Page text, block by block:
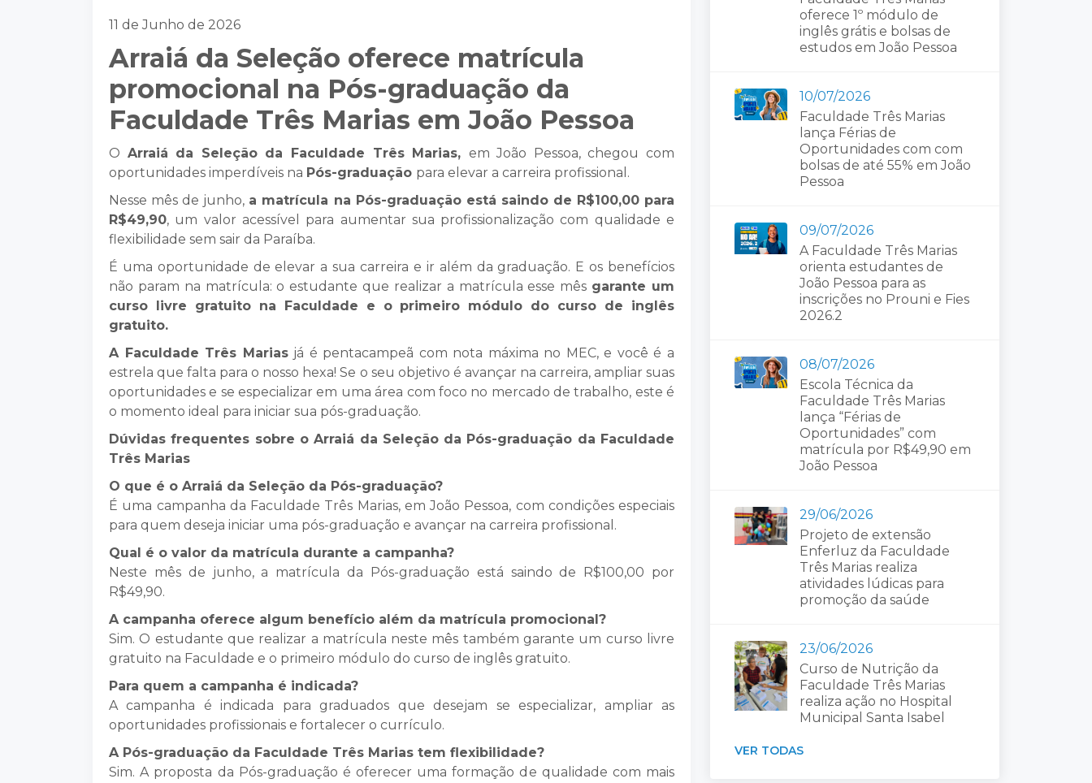
11 de Junho de 2026
Arraiá da Seleção oferece matrícula
promocional na Pós-graduação da
Faculdade Três Marias em João Pessoa
O Arraiá da Seleção da Faculdade Três Marias, em João Pessoa, chegou com
oportunidades imperdíveis na Pós-graduação para elevar a carreira profissional.
Nesse mês de junho, a matrícula na Pós-graduação está saindo de R$100,00 para
R$49,90, um valor acessível para aumentar sua profissionalização com qualidade e
flexibilidade sem sair da Paraíba.
É uma oportunidade de elevar a sua carreira e ir além da graduação. E os benefícios
não param na matrícula: o estudante que realizar a matrícula esse mês garante um
curso livre gratuito na Faculdade e o primeiro módulo do curso de inglês
gratuito.
A Faculdade Três Mariasjá é pentacampeã com nota máxima no MEC, e você é a
estrela que falta para o nosso hexa! Se o seu objetivo é avançar na carreira, ampliar suas
oportunidades e se especializar em uma área com foco no mercado de trabalho, este é
o momento ideal para iniciar sua pós-graduação.
Dúvidas frequentes sobre o Arraiá da Seleção da Pós-graduação da Faculdade
Três Marias
O que é o Arraiá da Seleção da Pós-graduação?
É uma campanha da Faculdade Três Marias, em João Pessoa, com condições especiais
para quem deseja iniciar uma pós-graduação e avançar na carreira profissional.
Qual é o valor da matrícula durante a campanha?
Neste mês de junho, a matrícula da Pós-graduação está saindo de R$100,00 por
R$49,90.
A campanha oferece algum benefício além da matrícula promocional?
Sim. O estudante que realizar a matrícula neste mês também garante um curso livre
gratuito na Faculdade e o primeiro módulo do curso de inglês gratuito.
Para quem a campanha é indicada?
A campanha é indicada para graduados que desejam se especializar, ampliar as
oportunidades profissionais e fortalecer o currículo.
A Pós-graduação da Faculdade Três Marias tem flexibilidade?
Sim. A proposta da Pós-graduação é oferecer uma formação de qualidade com mais
oferece 1º módulo de
inglês grátis e bolsas de
estudos em João Pessoa
10/07/2026
Faculdade Três Marias
lança Férias de
Oportunidades com com
bolsas de até 55% em João
Pessoa
09/07/2026
A Faculdade Três Marias
orienta estudantes de
João Pessoa para as
inscrições no Prouni e Fies
2026.2
08/07/2026
Escola Técnica da
Faculdade Três Marias
lança “Férias de
Oportunidades” com
matrícula por R$49,90 em
João Pessoa
29/06/2026
Projeto de extensão
Enferluz da Faculdade
Três Marias realiza
atividades lúdicas para
promoção da saúde
23/06/2026
Curso de Nutrição da
Faculdade Três Marias
realiza ação no Hospital
Municipal Santa Isabel
VER TODAS